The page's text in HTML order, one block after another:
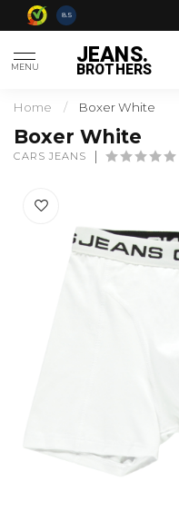
8.5
MENU JEANS.
BROTHERS
Home / Boxer White
Boxer White
CARS JEANS